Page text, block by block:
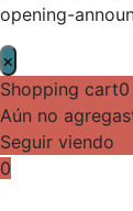
opening-
×
Shopping cart0
Aún no
Seguir viendo
0